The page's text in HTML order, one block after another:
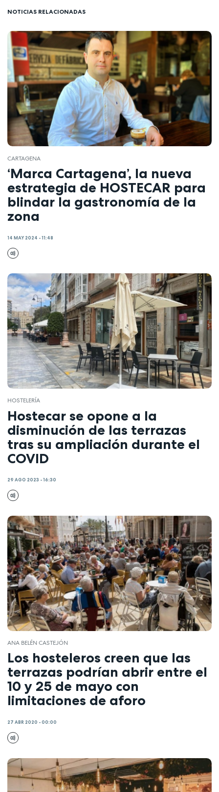
NOTICIAS RELACIONADAS
CARTAGENA
‘Marca Cartagena’, la nueva
estrategia de HOSTECAR para
blindar la gastronomía de la
zona
14 MAY 2024 - 11:48
HOSTELERÍA
Hostecar se opone a la
disminución de las terrazas
tras su ampliación durante el
COVID
29 AGO 2023 - 16:30
ANA BELÉN CASTEJÓN
Los hosteleros creen que las
terrazas podrían abrir entre el
10 y 25 de mayo con
limitaciones de aforo
27 ABR 2020 - 00:00